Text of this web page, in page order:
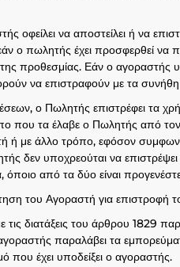
να αποστείλει ή να
ο πωλητής έχει προσφερθεί να
προθεσμίας. Εάν ο
να επιστραφούν με τα
ο Πωλητής επιστρέφει τα
τα έλαβε ο Πωλητής από τον
ή με άλλο τρόπο, εφόσον
υποχρεούται να
από τα δύο είναι
του Αγοραστή για επιστροφή
διατάξεις του άρθρου 1829
παραλάβει τα
που έχει υποδείξει ο αγοραστής.